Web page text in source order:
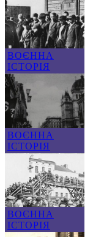
ВОЄННА
ІСТОРІЯ
ВОЄННА
ІСТОРІЯ
ВОЄННА
ІСТОРІЯ